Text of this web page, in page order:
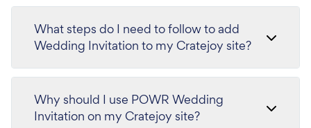
What steps do I need to follow to add
Wedding Invitation to my Cratejoy site?
Why should I use POWR Wedding
Invitation on my Cratejoy site?